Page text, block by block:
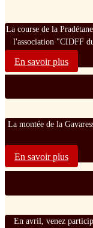
La course de la
l'association "CIDFF
En savoir plus
La montée de la
En savoir plus
En avril, venez